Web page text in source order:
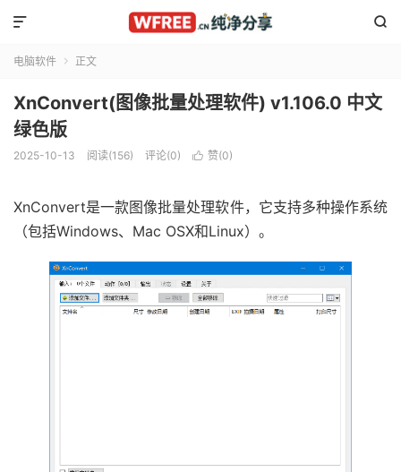


电脑软件  正文
XnConvert(图像批量处理软件) v1.106.0 中文
绿色版
2025-10-13 阅读(156) 评论(0)  赞(0)
XnConvert是一款图像批量处理软件，它支持多种操作系统
（包括Windows、Mac OSX和Linux）。